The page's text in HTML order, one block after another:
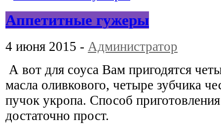
Аппетитные гужеры
4 июня 2015 - Администратор
А вот для соуса Вам пригодятся
масла оливкового, четыре зубчика
пучок укропа. Способ
достаточно прост.